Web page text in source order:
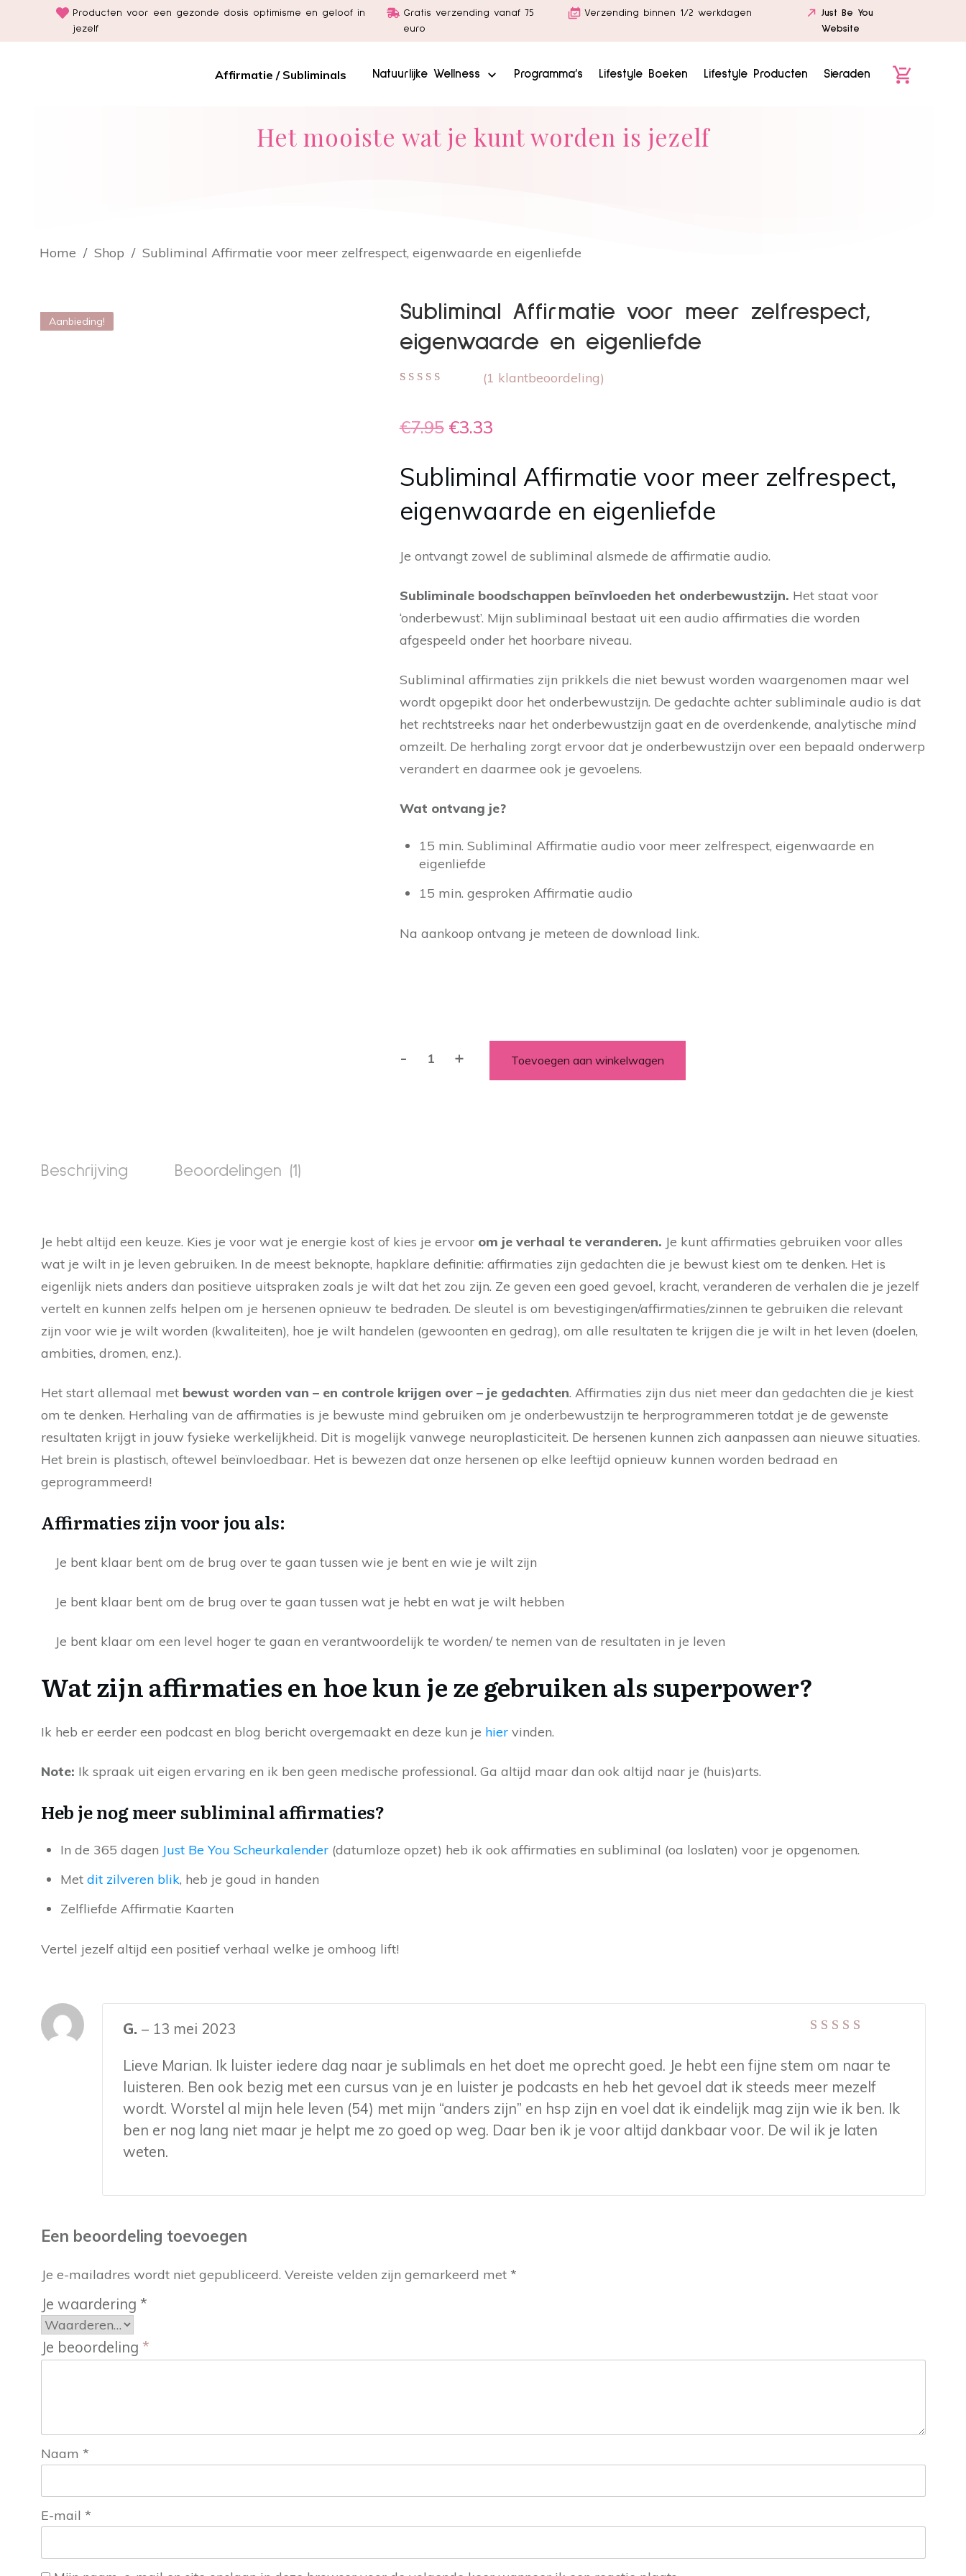
Producten voor een gezonde dosis optimisme en geloof in
jezelf
Gratis verzending vanaf 75
euro
Verzending binnen 1/2 werkdagen
Just Be You
Website
Affirmatie / Subliminals Natuurlijke Wellness Programma’s Lifestyle Boeken Lifestyle Producten Sieraden
Het mooiste wat je kunt worden is jezelf
Home / Shop / Subliminal Affirmatie voor meer zelfrespect, eigenwaarde en eigenliefde
Aanbieding!
Subliminal Affirmatie voor meer zelfrespect,
eigenwaarde en eigenliefde
klant waardering
(1 klantbeoordeling)
€7.95 Oorspronkelijke
was:
€7.95.
€3.33Huidige
is:
€3.33.
Subliminal Affirmatie voor meer zelfrespect,
eigenwaarde en eigenliefde
Je ontvangt zowel de subliminal alsmede de affirmatie audio.
Subliminale boodschappen beïnvloeden het onderbewustzijn. Het staat voor
‘onderbewust’. Mijn subliminaal bestaat uit een audio affirmaties die worden
afgespeeld onder het hoorbare niveau.
Subliminal affirmaties zijn prikkels die niet bewust worden waargenomen maar wel
wordt opgepikt door het onderbewustzijn. De gedachte achter subliminale audio is dat
het rechtstreeks naar het onderbewustzijn gaat en de overdenkende, analytische mind
omzeilt. De herhaling zorgt ervoor dat je onderbewustzijn over een bepaald onderwerp
verandert en daarmee ook je gevoelens.
Wat ontvang je?
15 min. Subliminal Affirmatie audio voor meer zelfrespect, eigenwaarde en
eigenliefde
15 min. gesproken Affirmatie audio
Na aankoop ontvang je meteen de download link.
-Subliminal+ Toevoegen aan winkelwagen
Beschrijving Beoordelingen (1)
Je hebt altijd een keuze. Kies je voor wat je energie kost of kies je ervoorom je verhaal te veranderen. Je kunt affirmaties gebruiken voor alles
wat je wilt in je leven gebruiken. In de meest beknopte, hapklare definitie: affirmaties zijn gedachten die je bewust kiest om te denken. Het is
eigenlijk niets anders dan positieve uitspraken zoals je wilt dat het zou zijn. Ze geven een goed gevoel, kracht, veranderen de verhalen die je jezelf
vertelt en kunnen zelfs helpen om je hersenen opnieuw te bedraden. De sleutel is om bevestigingen/affirmaties/zinnen te gebruiken die relevant
zijn voor wie je wilt worden (kwaliteiten), hoe je wilt handelen (gewoonten en gedrag), om alle resultaten te krijgen die je wilt in het leven (doelen,
ambities, dromen, enz.).
Het start allemaal met bewust worden van – en controle krijgen over – je gedachten. Affirmaties zijn dus niet meer dan gedachten die je kiest
om te denken. Herhaling van de affirmaties is je bewuste mind gebruiken om je onderbewustzijn te herprogrammeren totdat je de gewenste
resultaten krijgt in jouw fysieke werkelijkheid. Dit is mogelijk vanwege neuroplasticiteit. De hersenen kunnen zich aanpassen aan nieuwe situaties.
Het brein is plastisch, oftewel beïnvloedbaar. Het is bewezen dat onze hersenen op elke leeftijd opnieuw kunnen worden bedraad en
geprogrammeerd!
Affirmaties zijn voor jou als:
Je bent klaar bent om de brug over te gaan tussen wie je bent en wie je wilt zijn
Je bent klaar bent om de brug over te gaan tussen wat je hebt en wat je wilt hebben
Je bent klaar om een ​​level hoger te gaan en verantwoordelijk te worden/ te nemen van de resultaten in je leven
Wat zijn affirmaties en hoe kun je ze gebruiken als superpower?
Ik heb er eerder een podcast en blog bericht overgemaakt en deze kun je hiervinden.
Note: Ik spraak uit eigen ervaring en ik ben geen medische professional. Ga altijd maar dan ook altijd naar je (huis)arts.
Heb je nog meer subliminal affirmaties?
In de 365 dagen Just Be You Scheurkalender(datumloze opzet) heb ik ook affirmaties en subliminal (oa loslaten) voor je opgenomen.
Met dit zilveren blik, heb je goud in handen
Zelfliefde Affirmatie Kaarten
Vertel jezelf altijd een positief verhaal welke je omhoog lift!
G. – 13 mei 2023
Lieve Marian. Ik luister iedere dag naar je sublimals en het doet me oprecht goed. Je hebt een fijne stem om naar te
luisteren. Ben ook bezig met een cursus van je en luister je podcasts en heb het gevoel dat ik steeds meer mezelf
wordt. Worstel al mijn hele leven (54) met mijn “anders zijn” en hsp zijn en voel dat ik eindelijk mag zijn wie ik ben. Ik
ben er nog lang niet maar je helpt me zo goed op weg. Daar ben ik je voor altijd dankbaar voor. De wil ik je laten
weten.
Een beoordeling toevoegen
Je e-mailadres wordt niet gepubliceerd. Vereiste velden zijn gemarkeerd met *
Je waardering *
Je beoordeling *
Naam *
E-mail *